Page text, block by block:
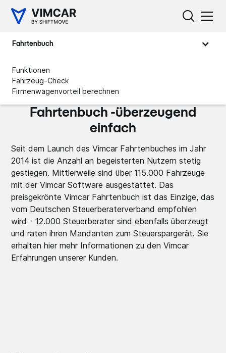
Fahrtenbuch
Funktionen
Fahrzeug-Check
Firmenwagenvorteil berechnen
Erfahrungen mit dem Vimcar
Fahrtenbuch -überzeugend
einfach
Seit dem Launch des Vimcar Fahrtenbuches im Jahr
2014 ist die Anzahl an begeisterten Nutzern stetig
gestiegen. Mittlerweile sind über 115.000 Fahrzeuge
mit der Vimcar Software ausgestattet. Das
preisgekrönte Vimcar Fahrtenbuch ist das Einzige, das
vom Deutschen Steuerberaterverband empfohlen
wird - 12.000 Steuerberater sind ebenfalls überzeugt
und raten ihren Mandanten zum Steuerspargerät. Sie
erhalten hier mehr Informationen zu den Vimcar
Erfahrungen unserer Kunden.